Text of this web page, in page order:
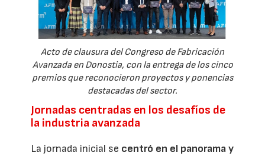
Acto de clausura del Congreso de Fabricación
Avanzada en Donostia, con la entrega de los cinco
premios que reconocieron proyectos y ponencias
destacadas del sector.
Jornadas centradas en los desafíos de
la industria avanzada
La jornada inicial se centró en el panorama y